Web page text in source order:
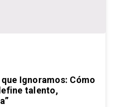
Ignoramos: Cómo
talento,